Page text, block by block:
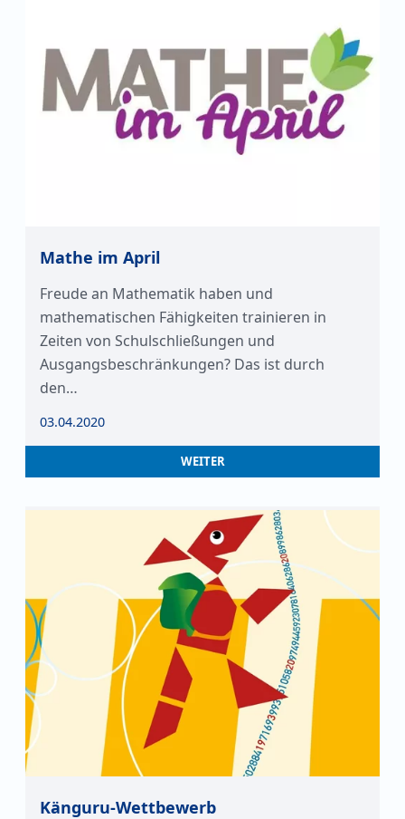
Mathe im April
Freude an Mathematik haben und
mathematischen Fähigkeiten trainieren in
Zeiten von Schulschließungen und
Ausgangsbeschränkungen? Das ist durch
den…
03.04.2020
WEITER
Känguru-Wettbewerb